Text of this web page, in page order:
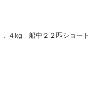
４kg 船中２２匹ショート